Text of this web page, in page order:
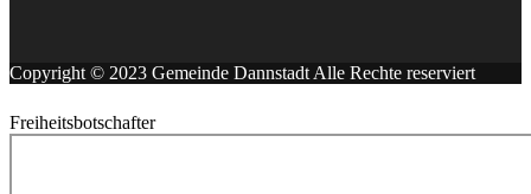
Copyright © 2023 Gemeinde Dannstadt Alle Rechte reserviert
Freiheitsbotschafter